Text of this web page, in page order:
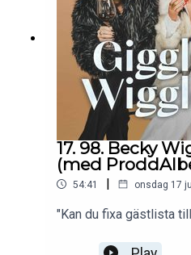
17. 98. Becky
(med
54:41 | onsdag 17
"Kan du fixa gästlista